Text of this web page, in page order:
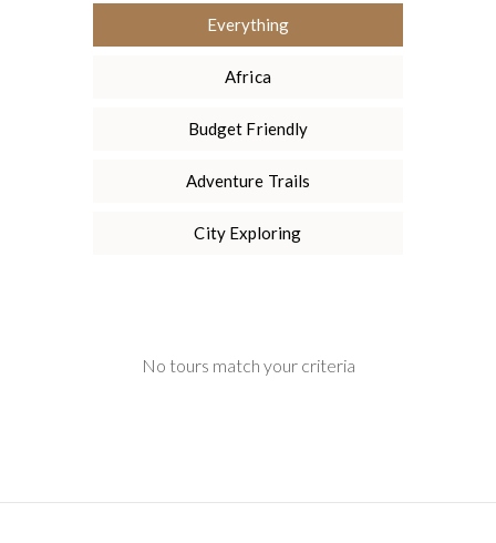
Everything
Africa
Budget Friendly
Adventure Trails
City Exploring
No tours match your criteria